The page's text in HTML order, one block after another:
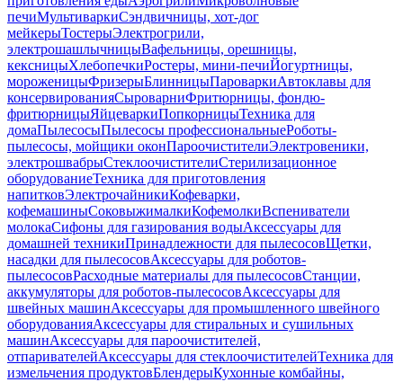
печиМультиваркиСэндвичницы, хот-дог
мейкерыТостерыЭлектрогрили,
электрошашлычницыВафельницы, орешницы,
кексницыХлебопечкиРостеры, мини-печиЙогуртницы,
мороженицыФризерыБлинницыПароваркиАвтоклавы для
консервированияСыроварниФритюрницы, фондю-
фритюрницыЯйцеваркиПопкорницыТехника для
домаПылесосыПылесосы профессиональныеРоботы-
пылесосы, мойщики оконПароочистителиЭлектровеники,
электрошвабрыСтеклоочистителиСтерилизационное
оборудованиеТехника для приготовления
напитковЭлектрочайникиКофеварки,
кофемашиныСоковыжималкиКофемолкиВспениватели
молокаСифоны для газирования водыАксессуары для
домашней техникиПринадлежности для пылесосовЩетки,
насадки для пылесосовАксессуары для роботов-
пылесосовРасходные материалы для пылесосовСтанции,
аккумуляторы для роботов-пылесосовАксессуары для
швейных машинАксессуары для промышленного швейного
оборудованияАксессуары для стиральных и сушильных
машинАксессуары для пароочистителей,
отпаривателейАксессуары для стеклоочистителейТехника для
измельчения продуктовБлендерыКухонные комбайны,